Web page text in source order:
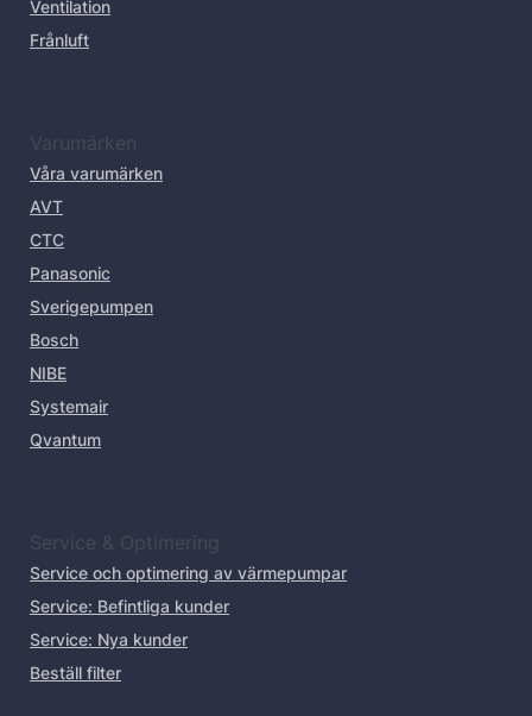
Ventilation
Frånluft
Varumärken
Våra varumärken
AVT
CTC
Panasonic
Sverigepumpen
Bosch
NIBE
Systemair
Qvantum
Service & Optimering
Service och optimering av värmepumpar
Service: Befintliga kunder
Service: Nya kunder
Beställ filter